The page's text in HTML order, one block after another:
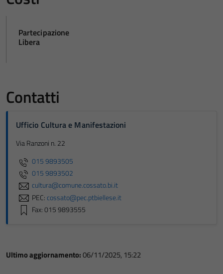
Partecipazione
Libera
Contatti
Ufficio Cultura e Manifestazioni
Via Ranzoni n. 22
015 9893505
015 9893502
cultura@comune.cossato.bi.it
PEC:cossato@pec.ptbiellese.it
Fax: 015 9893555
Ultimo aggiornamento:06/11/2025, 15:22